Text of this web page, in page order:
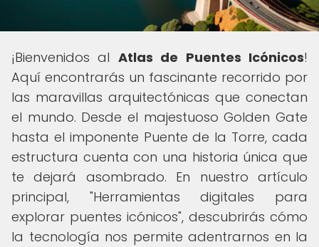
¡Bienvenidos al Atlas de Puentes Icónicos!
Aquí encontrarás un fascinante recorrido por
las maravillas arquitectónicas que conectan
el mundo. Desde el majestuoso Golden Gate
hasta el imponente Puente de la Torre, cada
estructura cuenta con una historia única que
te dejará asombrado. En nuestro artículo
principal, "Herramientas digitales para
explorar puentes icónicos", descubrirás cómo
la tecnología nos permite adentrarnos en la